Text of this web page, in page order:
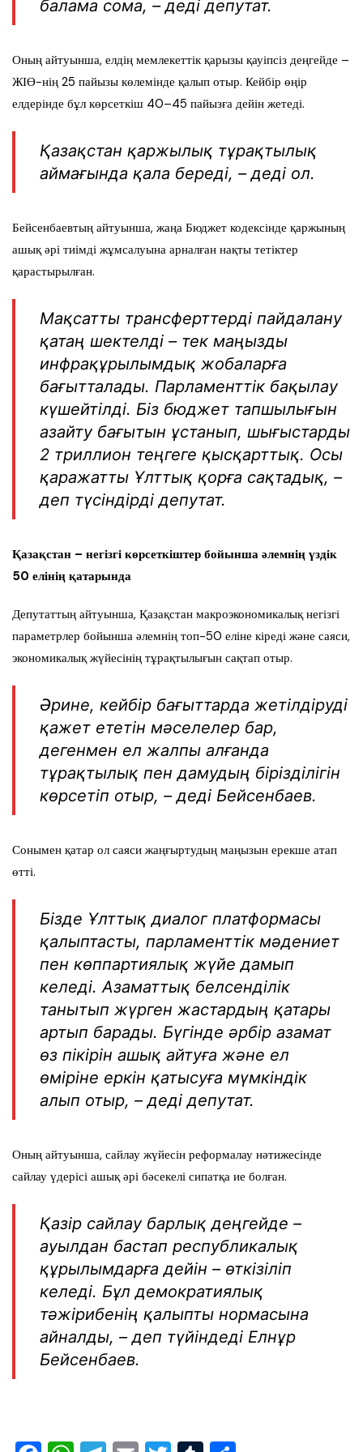
балама сома, – деді депутат.
Оның айтуынша, елдің мемлекеттік қарызы қауіпсіз деңгейде –
ЖІӨ-нің 25 пайызы көлемінде қалып отыр. Кейбір өңір
елдерінде бұл көрсеткіш 40–45 пайызға дейін жетеді.
Қазақстан қаржылық тұрақтылық
аймағында қала береді, – деді ол.
Бейсенбаевтың айтуынша, жаңа Бюджет кодексінде қаржының
ашық әрі тиімді жұмсалуына арналған нақты тетіктер
қарастырылған.
Мақсатты трансферттерді пайдалану
қатаң шектелді – тек маңызды
инфрақұрылымдық жобаларға
бағытталады. Парламенттік бақылау
күшейтілді. Біз бюджет тапшылығын
азайту бағытын ұстанып, шығыстарды
2 триллион теңгеге қысқарттық. Осы
қаражатты Ұлттық қорға сақтадық, –
деп түсіндірді депутат.
Қазақстан – негізгі көрсеткіштер бойынша әлемнің үздік
50 елінің қатарында
Депутаттың айтуынша, Қазақстан макроэкономикалық негізгі
параметрлер бойынша әлемнің топ-50 еліне кіреді және саяси,
экономикалық жүйесінің тұрақтылығын сақтап отыр.
Әрине, кейбір бағыттарда жетілдіруді
қажет ететін мәселелер бар,
дегенмен ел жалпы алғанда
тұрақтылық пен дамудың бірізділігін
көрсетіп отыр, – деді Бейсенбаев.
Сонымен қатар ол саяси жаңғыртудың маңызын ерекше атап
өтті.
Бізде Ұлттық диалог платформасы
қалыптасты, парламенттік мәдениет
пен көппартиялық жүйе дамып
келеді. Азаматтық белсенділік
танытып жүрген жастардың қатары
артып барады. Бүгінде әрбір азамат
өз пікірін ашық айтуға және ел
өміріне еркін қатысуға мүмкіндік
алып отыр, – деді депутат.
Оның айтуынша, сайлау жүйесін реформалау нәтижесінде
сайлау үдерісі ашық әрі бәсекелі сипатқа ие болған.
Қазір сайлау барлық деңгейде –
ауылдан бастап республикалық
құрылымдарға дейін – өткізіліп
келеді. Бұл демократиялық
тәжірибенің қалыпты нормасына
айналды, – деп түйіндеді Елнұр
Бейсенбаев.